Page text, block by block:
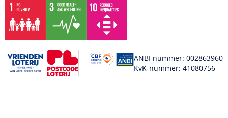
ANBI nummer: 002863960
KvK-nummer: 41080756